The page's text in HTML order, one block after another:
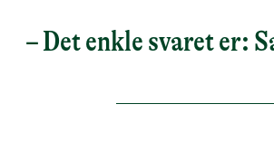
– Det enkle svaret er: